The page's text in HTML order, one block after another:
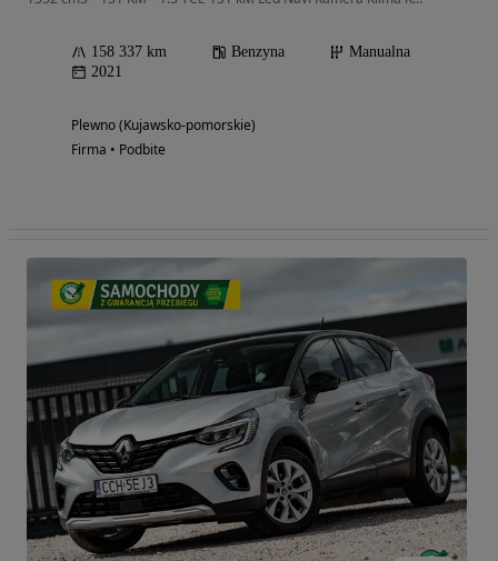
158 337 km Benzyna
Manualna
2021
Plewno (Kujawsko-pomorskie)
Firma • Podbite